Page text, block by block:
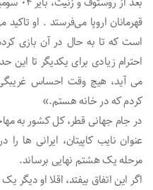
قهرمانان اروپا می‌فرستد . او
است که تا به حال در آن بازی
احترام زیادی برای یکدیگر تا
می آید، هیچ وقت احساس
کردم که در خانه هستم.»
در جام جهانی قطر، کل کشور به
عنوان نایب کاپیتان، ایرانی ها
مرحله یک هشتم نهایی برساند.
اگر این اتفاق بیفتد، اقلا او دیگر